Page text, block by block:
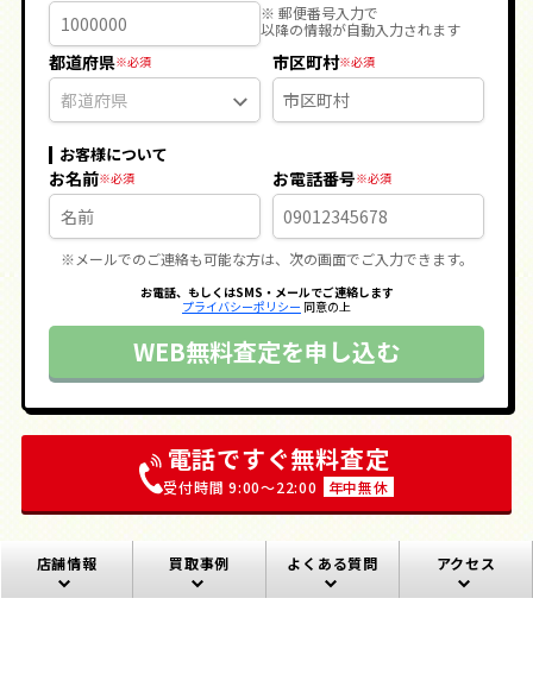
※ 郵便番号入力で
以降の情報が自動入力されます
都道府県 市区町村
お客様について
お名前 お電話番号
※メールでのご連絡も可能な方は、次の画面でご入力できます。
お電話、もしくはSMS・メールでご連絡します
プライバシーポリシー 同意の上
WEB無料査定を申し込む
電話ですぐ無料査定
受付時間 9:00〜22:00 年中無休
店舗情報 買取事例 よくある質問 アクセス